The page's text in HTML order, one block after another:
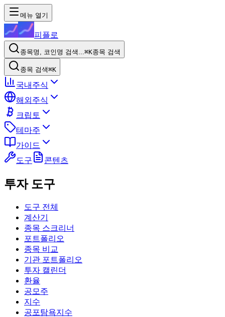
메뉴 열기
피플로
종목명, 코인명 검색...⌘K종목 검색
종목 검색⌘K
국내주식
해외주식
크립토
테마주
가이드
도구
콘텐츠
투자 도구
도구 전체
계산기
종목 스크리너
포트폴리오
종목 비교
기관 포트폴리오
투자 캘린더
환율
공모주
지수
공포탐욕지수